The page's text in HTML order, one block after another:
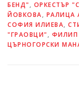
БЕНД", ОРКЕСТЪР
ЙОВКОВА, РАЛИЦА
СОФИЯ ИЛИЕВА,
"ГРАОВЦИ", ФИЛИП
ЦЪРНОГОРСКИ